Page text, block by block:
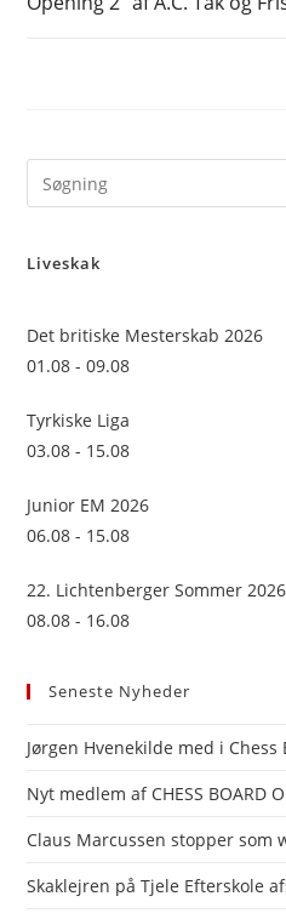
Liveskak
Det britiske Mesterskab 2026
01.08 - 09.08
Tyrkiske Liga
03.08 - 15.08
Junior EM 2026
06.08 - 15.08
22. Lichtenberger Sommer 2026
08.08 - 16.08
Seneste Nyheder
Jørgen Hvenekilde med i Chess
Nyt medlem af CHESS BOARD
Claus Marcussen stopper som
Skaklejren på Tjele Efterskole